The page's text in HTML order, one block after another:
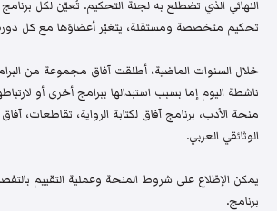
النهائي الذي تضطلع به لجنة التحكيم. تُعيّن لكل
تحكيم متخصصة ومستقلة، يتغيّر أعضاؤها مع كل
خلال السنوات الماضية، أطلقت آفاق مجموعة من
ناشطة اليوم إما بسبب استبدالها ببرامج أخرى أو
منحة الأدب، برنامج آفاق لكتابة الرواية، تقاطعات،
الوثائقي العربي.
يمكن الإطّلاع على شروط المنحة وعملية التقييم
برنامج.